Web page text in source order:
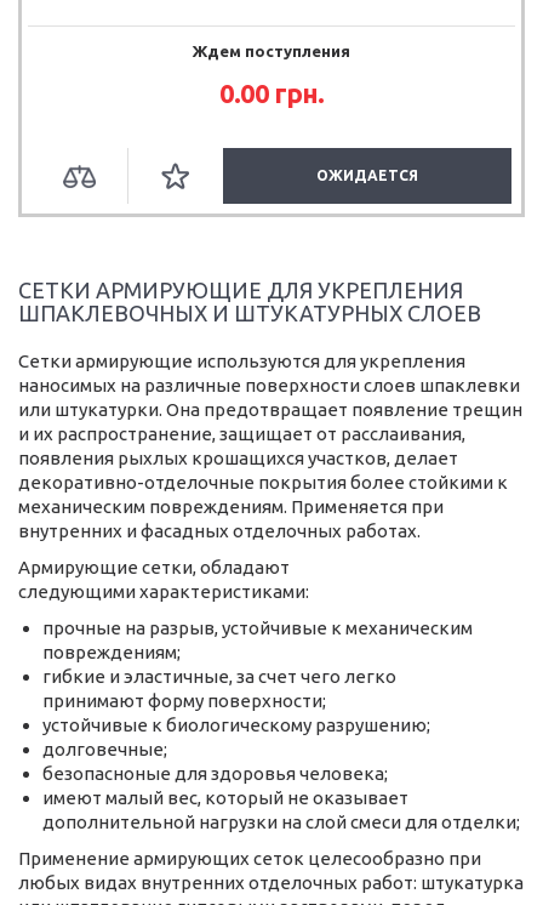
Ждем поступления
0.00 грн.
ОЖИДАЕТСЯ
СЕТКИ АРМИРУЮЩИЕ ДЛЯ УКРЕПЛЕНИЯ
ШПАКЛЕВОЧНЫХ И ШТУКАТУРНЫХ СЛОЕВ
Сетки армирующие используются для укрепления
наносимых на различные поверхности слоев шпаклевки
или штукатурки. Она предотвращает появление трещин
и их распространение, защищает от расслаивания,
появления рыхлых крошащихся участков, делает
декоративно-отделочные покрытия более стойкими к
механическим повреждениям. Применяется при
внутренних и фасадных отделочных работах.
Армирующие сетки, обладают
следующими характеристиками:
прочные на разрыв, устойчивые к механическим
повреждениям;
гибкие и эластичные, за счет чего легко
принимают форму поверхности;
устойчивые к биологическому разрушению;
долговечные;
безопасноные для здоровья человека;
имеют малый вес, который не оказывает
дополнительной нагрузки на слой смеси для отделки;
Применение армирующих сеток целесообразно при
любых видах внутренних отделочных работ: штукатурка